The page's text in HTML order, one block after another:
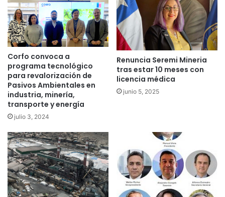
Corfo convoca a
programa tecnológico
para revalorización de
Pasivos Ambientales en
industria, minería,
transporte y energía
julio 3, 2024
Renuncia Seremi Mineria
tras estar 10 meses con
licencia médica
junio 5, 2025